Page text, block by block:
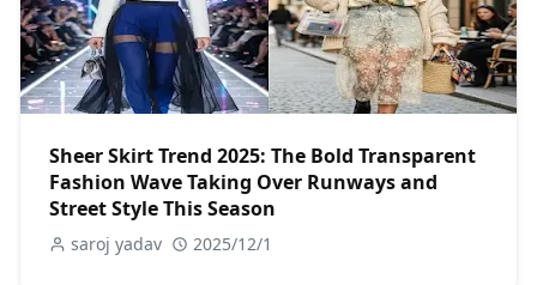
Sheer Skirt Trend 2025: The Bold Transparent
Fashion Wave Taking Over Runways and
Street Style This Season
saroj yadav 2025/12/1